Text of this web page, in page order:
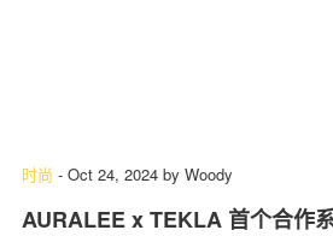
时尚 - Oct 24, 2024 by Woody
AURALEE x TEKLA 首个合作